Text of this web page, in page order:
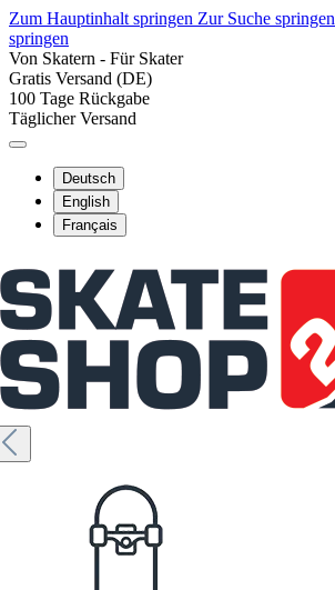
Zum Hauptinhalt springen Zur Suche springen
springen
Von Skatern - Für Skater
Gratis Versand (DE)
100 Tage Rückgabe
Täglicher Versand
Deutsch
English
Français